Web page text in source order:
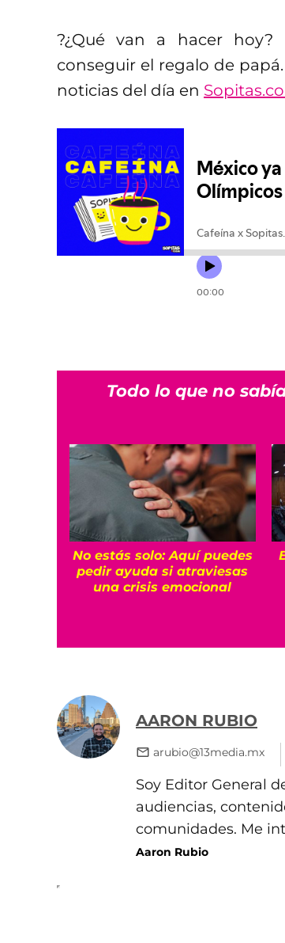
?¿Qué van a hacer hoy?
conseguir el regalo de
noticias del día en
Todo lo que no
No estás solo: Aquí puedes
pedir ayuda si atraviesas
una crisis emocional
AARON RUBIO
arubio@13media.mx
Soy Editor General
audiencias,
comunidades. Me
Aaron Rubio